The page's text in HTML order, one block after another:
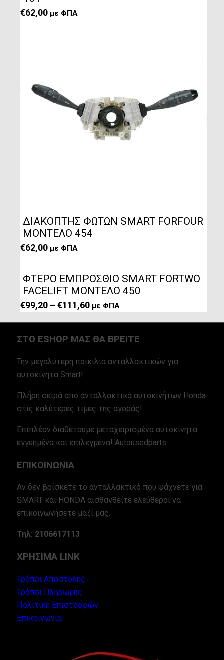
€62,00 με ΦΠΑ
ΔΙΑΚΟΠΤΗΣ ΦΩΤΩΝ SMART FORFOUR
ΜΟΝΤΕΛΟ 454
€62,00 με ΦΠΑ
ΦΤΕΡO ΕΜΠΡΟΣΘΙΟ SMART FORTWO
FACELIFT ΜΟΝΤΕΛΟ 450
€99,20 – €111,60 με ΦΠΑ
ΣΤΟ ESHOP ΜΑΣ ΘΑ ΒΡΕΙΤΕ
Την μεγαλύτερη ποικιλία ανταλλακτικών για
αυτοκίνητα Smart!
Πλήρη σειρά από ανταλλακτικά αυτοκινήτων Honda
στις καλύτερες τιμές της αγοράς!
Επιπλέον διαθέτουμε μεταχειρισμένα αυτοκίνητα
εγγυημένα και επιλεγμένα! Autousedparts
ΕΠΙΚΟΙΝΩΝΙΑ
Αν δεν βρίσκετε το ανταλλακτικό που ψάχνετε για
SMART και HONDA αισθανθείτε ελεύθεροι να
επικοινωνήσετε μαζί μας.
Τηλ: 2106617113
ΧΡΗΣΙΜΑ LINK
Τρόποι Αποστολής
Τρόποι Πληρωμής
Πολιτική Επιστροφών
Επικοινωνία